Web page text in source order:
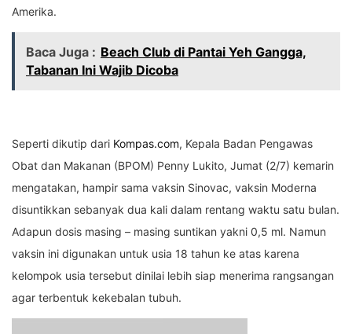
Amerika.
Baca Juga : Beach Club di Pantai Yeh Gangga,
Tabanan Ini Wajib Dicoba
Seperti dikutip dari Kompas.com, Kepala Badan Pengawas
Obat dan Makanan (BPOM) Penny Lukito, Jumat (2/7) kemarin
mengatakan, hampir sama vaksin Sinovac, vaksin Moderna
disuntikkan sebanyak dua kali dalam rentang waktu satu bulan.
Adapun dosis masing – masing suntikan yakni 0,5 ml. Namun
vaksin ini digunakan untuk usia 18 tahun ke atas karena
kelompok usia tersebut dinilai lebih siap menerima rangsangan
agar terbentuk kekebalan tubuh.